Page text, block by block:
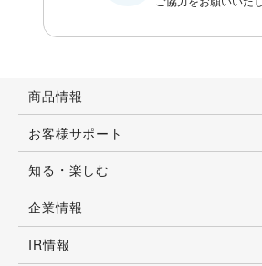
商品情報
お客様サポート
知る・楽しむ
企業情報
IR情報